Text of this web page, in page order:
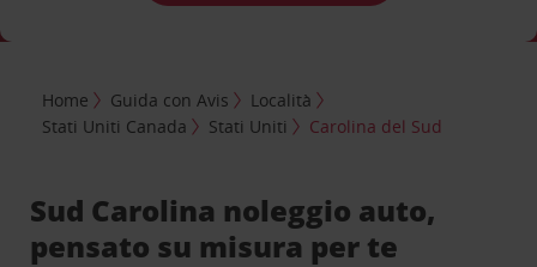
Home Guida con Avis
Località
Stati Uniti Canada
Stati Uniti Carolina del Sud
Sud Carolina noleggio auto,
pensato su misura per te